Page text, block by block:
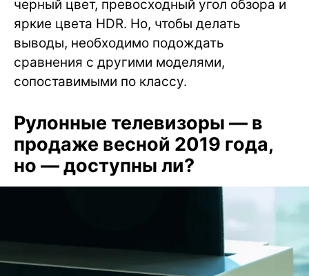
черный цвет, превосходный угол обзора и
яркие цвета HDR. Но, чтобы делать
выводы, необходимо подождать
сравнения с другими моделями,
сопоставимыми по классу.
Рулонные телевизоры — в
продаже весной 2019 года,
но — доступны ли?